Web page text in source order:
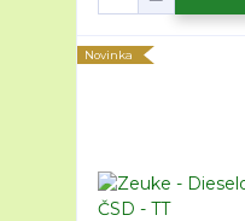
Novinka